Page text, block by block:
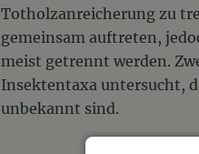
Totholzanreicherung zu
gemeinsam auftreten,
meist getrennt werden.
Insektentaxa untersucht,
unbekannt sind.